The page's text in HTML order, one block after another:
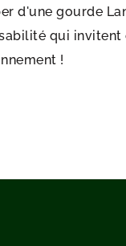
d'une gourde
qui invitent
!